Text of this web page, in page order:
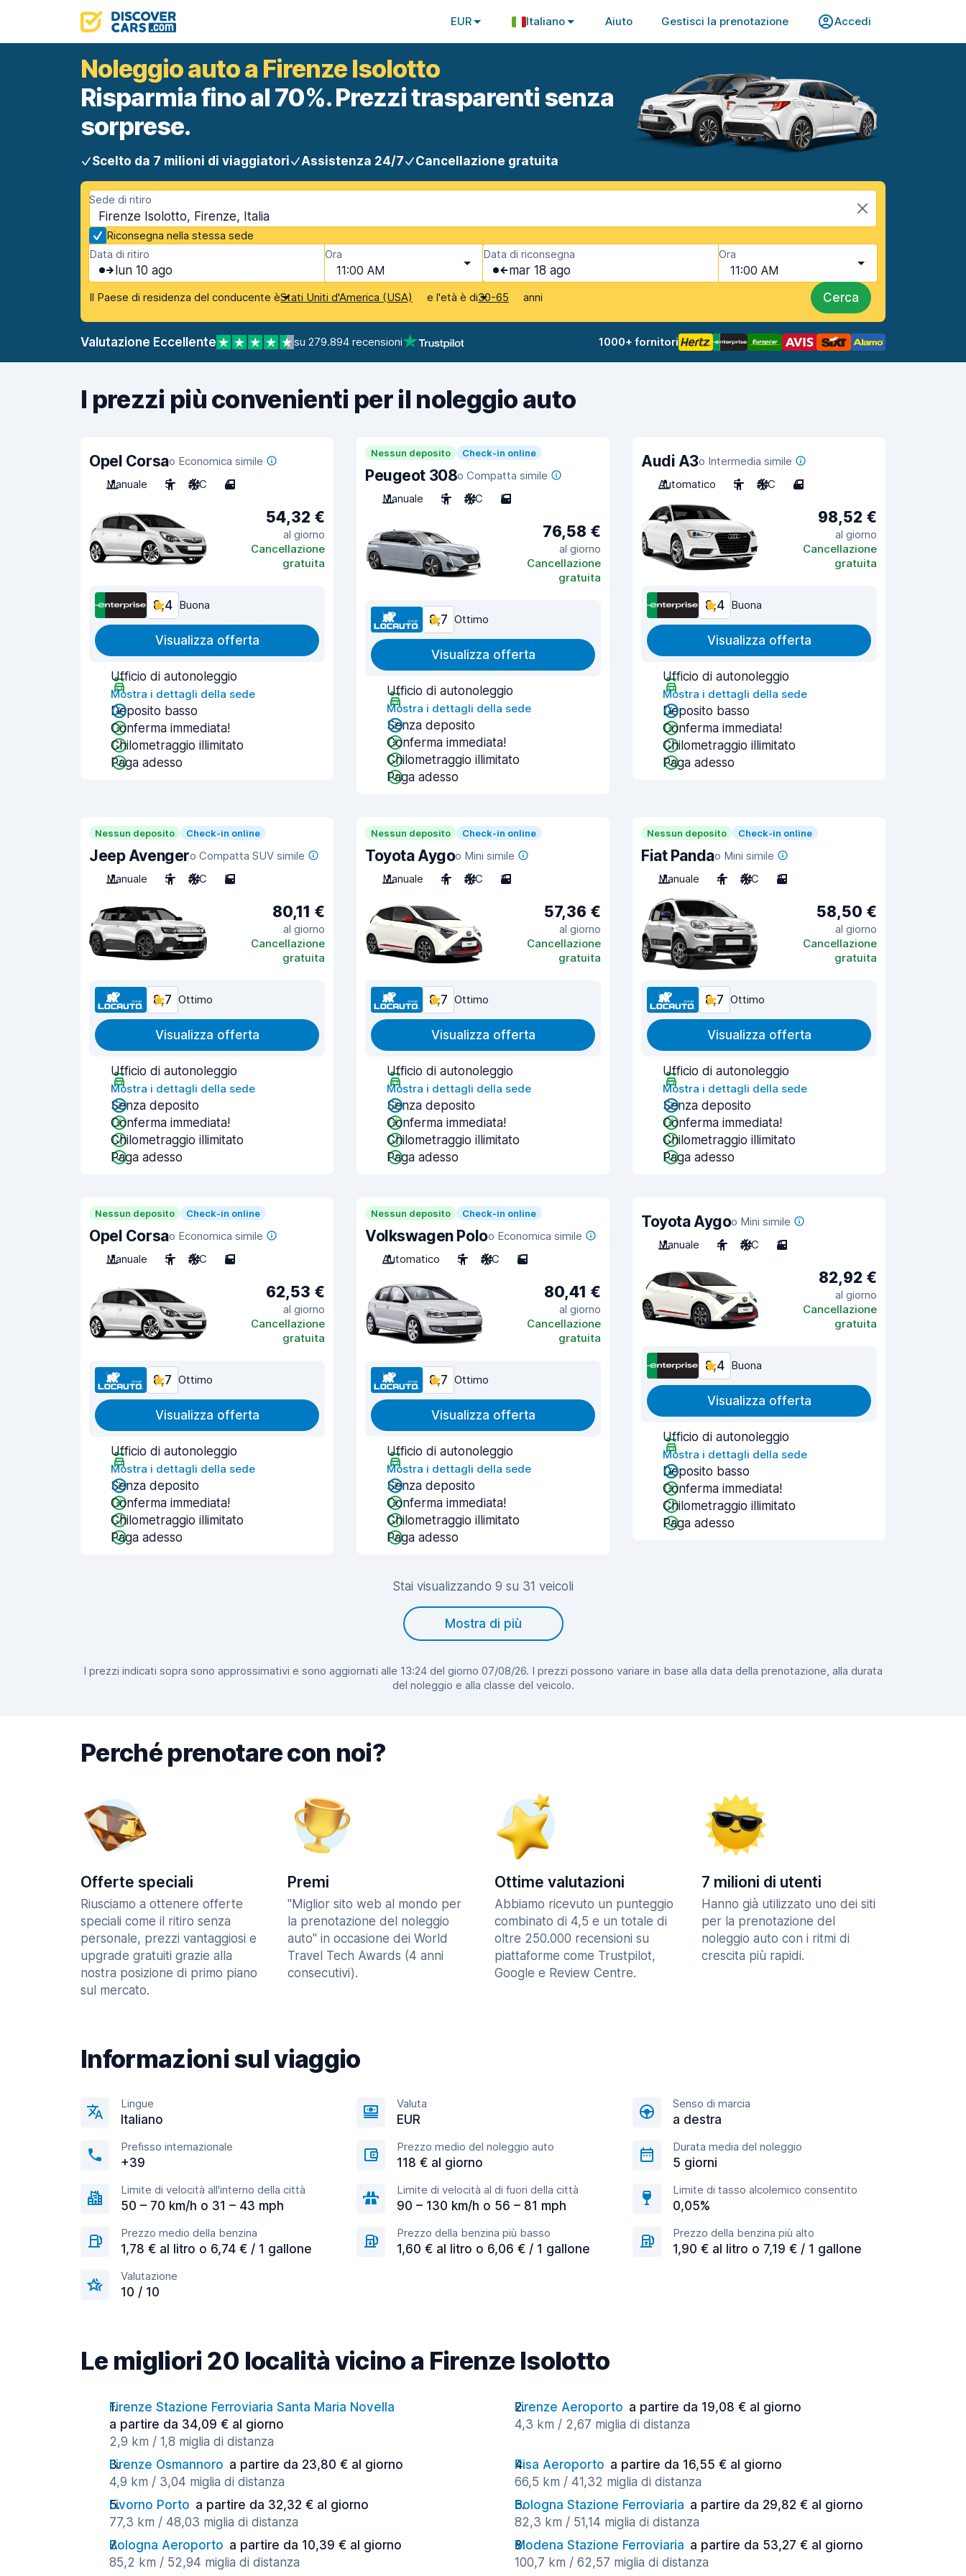
EUR Italiano Aiuto Gestisci la prenotazione Accedi
Noleggio auto a Firenze Isolotto
Risparmia fino al 70%. Prezzi trasparenti senza
sorprese.
Scelto da 7 milioni di viaggiatori Assistenza 24/7 Cancellazione gratuita
Sede di ritiro
Firenze Isolotto, Firenze, Italia
Riconsegna nella stessa sede
Data di ritiro
lun 10 ago
Ora
11:00 AM
Data di riconsegna
mar 18 ago
Ora
11:00 AM
Il Paese di residenza del conducente èStati Uniti d'America (USA) e l'età è di30-65 anni Cerca
Valutazione Eccellente su 279.894 recensioni 1000+ fornitori
I prezzi più convenienti per il noleggio auto
Opel Corsao Economica simile
Manuale
5 A/C 4
54,32 €
al giorno
Cancellazione
gratuita
8,4 Buona
Visualizza offerta
Ufficio di autonoleggio
Mostra i dettagli della sede
Deposito basso
Conferma immediata!
Chilometraggio illimitato
Paga adesso
Nessun deposito Check-in online
Peugeot 308o Compatta simile
Manuale
5 A/C 5
76,58 €
al giorno
Cancellazione
gratuita
8,7 Ottimo
Visualizza offerta
Ufficio di autonoleggio
Mostra i dettagli della sede
Senza deposito
Conferma immediata!
Chilometraggio illimitato
Paga adesso
Audi A3o Intermedia simile
Automatico
5 A/C 4
98,52 €
al giorno
Cancellazione
gratuita
8,4 Buona
Visualizza offerta
Ufficio di autonoleggio
Mostra i dettagli della sede
Deposito basso
Conferma immediata!
Chilometraggio illimitato
Paga adesso
Nessun deposito Check-in online
Jeep Avengero Compatta SUV simile
Manuale
5 A/C 5
80,11 €
al giorno
Cancellazione
gratuita
8,7 Ottimo
Visualizza offerta
Ufficio di autonoleggio
Mostra i dettagli della sede
Senza deposito
Conferma immediata!
Chilometraggio illimitato
Paga adesso
Nessun deposito Check-in online
Toyota Aygoo Mini simile
Manuale
4 A/C 3
57,36 €
al giorno
Cancellazione
gratuita
8,7 Ottimo
Visualizza offerta
Ufficio di autonoleggio
Mostra i dettagli della sede
Senza deposito
Conferma immediata!
Chilometraggio illimitato
Paga adesso
Nessun deposito Check-in online
Fiat Pandao Mini simile
Manuale
4 A/C 3
58,50 €
al giorno
Cancellazione
gratuita
8,7 Ottimo
Visualizza offerta
Ufficio di autonoleggio
Mostra i dettagli della sede
Senza deposito
Conferma immediata!
Chilometraggio illimitato
Paga adesso
Nessun deposito Check-in online
Opel Corsao Economica simile
Manuale
5 A/C 5
62,53 €
al giorno
Cancellazione
gratuita
8,7 Ottimo
Visualizza offerta
Ufficio di autonoleggio
Mostra i dettagli della sede
Senza deposito
Conferma immediata!
Chilometraggio illimitato
Paga adesso
Nessun deposito Check-in online
Volkswagen Poloo Economica simile
Automatico
5 A/C 5
80,41 €
al giorno
Cancellazione
gratuita
8,7 Ottimo
Visualizza offerta
Ufficio di autonoleggio
Mostra i dettagli della sede
Senza deposito
Conferma immediata!
Chilometraggio illimitato
Paga adesso
Toyota Aygoo Mini simile
Manuale
4 A/C 3
82,92 €
al giorno
Cancellazione
gratuita
8,4 Buona
Visualizza offerta
Ufficio di autonoleggio
Mostra i dettagli della sede
Deposito basso
Conferma immediata!
Chilometraggio illimitato
Paga adesso
Stai visualizzando 9 su 31 veicoli
Mostra di più
I prezzi indicati sopra sono approssimativi e sono aggiornati alle 13:24 del giorno 07/08/26. I prezzi possono variare in base alla data della prenotazione, alla durata
del noleggio e alla classe del veicolo.
Perché prenotare con noi?
Offerte speciali
Riusciamo a ottenere offerte
speciali come il ritiro senza
personale, prezzi vantaggiosi e
upgrade gratuiti grazie alla
nostra posizione di primo piano
sul mercato.
Premi
"Miglior sito web al mondo per
la prenotazione del noleggio
auto" in occasione dei World
Travel Tech Awards (4 anni
consecutivi).
Ottime valutazioni
Abbiamo ricevuto un punteggio
combinato di 4,5 e un totale di
oltre 250.000 recensioni su
piattaforme come Trustpilot,
Google e Review Centre.
7 milioni di utenti
Hanno già utilizzato uno dei siti
per la prenotazione del
noleggio auto con i ritmi di
crescita più rapidi.
Informazioni sul viaggio
Lingue
Italiano
Valuta
EUR
Senso di marcia
a destra
Prefisso internazionale
+39
Prezzo medio del noleggio auto
118 € al giorno
Durata media del noleggio
5 giorni
Limite di velocità all'interno della città
50 – 70 km/h o 31 – 43 mph
Limite di velocità al di fuori della città
90 – 130 km/h o 56 – 81 mph
Limite di tasso alcolemico consentito
0,05%
Prezzo medio della benzina
1,78 € al litro o 6,74 € / 1 gallone
Prezzo della benzina più basso
1,60 € al litro o 6,06 € / 1 gallone
Prezzo della benzina più alto
1,90 € al litro o 7,19 € / 1 gallone
Valutazione
10 / 10
Le migliori 20 località vicino a Firenze Isolotto
Firenze Stazione Ferroviaria Santa Maria Novella
a partire da 34,09 € al giorno
2,9 km / 1,8 miglia di distanza
Firenze Aeroporto a partire da 19,08 € al giorno
4,3 km / 2,67 miglia di distanza
Firenze Osmannoro a partire da 23,80 € al giorno
4,9 km / 3,04 miglia di distanza
Pisa Aeroporto a partire da 16,55 € al giorno
66,5 km / 41,32 miglia di distanza
Livorno Porto a partire da 32,32 € al giorno
77,3 km / 48,03 miglia di distanza
Bologna Stazione Ferroviaria a partire da 29,82 € al giorno
82,3 km / 51,14 miglia di distanza
Bologna Aeroporto a partire da 10,39 € al giorno
85,2 km / 52,94 miglia di distanza
Modena Stazione Ferroviaria a partire da 53,27 € al giorno
100,7 km / 62,57 miglia di distanza